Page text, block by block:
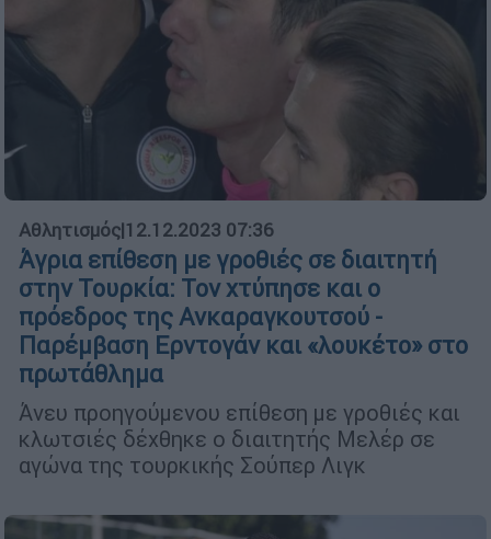
Αθλητισμός|12.12.2023 07:36
Άγρια επίθεση με γροθιές σε διαιτητή
στην Τουρκία: Τον χτύπησε και ο
πρόεδρος της Ανκαραγκουτσού -
Παρέμβαση Ερντογάν και «λουκέτο» στο
πρωτάθλημα
Άνευ προηγούμενου επίθεση με γροθιές και
κλωτσιές δέχθηκε ο διαιτητής Μελέρ σε
αγώνα της τουρκικής Σούπερ Λιγκ